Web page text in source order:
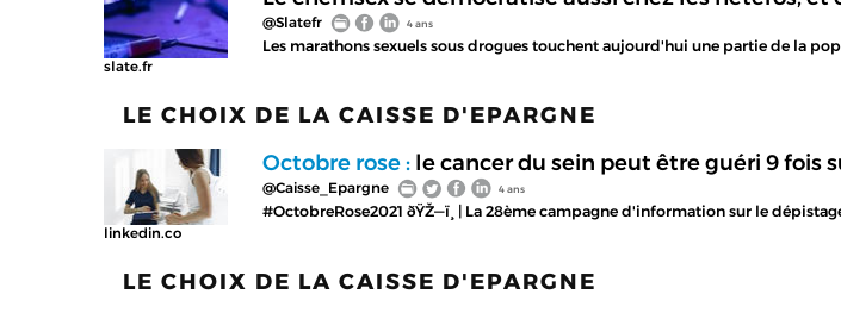
slate.fr
@Slatefr 4 ans
Les marathons sexuels sous drogues touchent aujourd'hui une partie de la
LE CHOIX DE LA CAISSE D'EPARGNE
linkedin.co
Octobre rose : le cancer du sein peut être guéri 9 fois
@Caisse_Epargne 4 ans
#OctobreRose2021 ðŸŽ—ï¸ | La 28ème campagne d'information sur le
LE CHOIX DE LA CAISSE D'EPARGNE